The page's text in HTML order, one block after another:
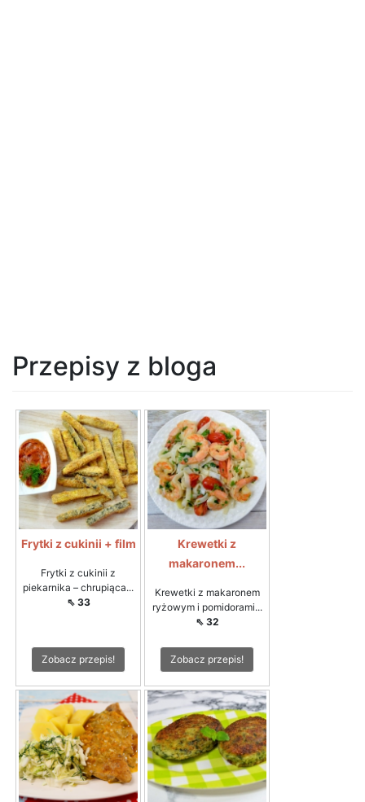
Przepisy z bloga
Frytki z cukinii + film
Frytki z cukinii z
piekarnika – chrupiąca...
⇖ 33
Zobacz przepis!
Krewetki z
makaronem...
Krewetki z makaronem
ryżowym i pomidorami...
⇖ 32
Zobacz przepis!